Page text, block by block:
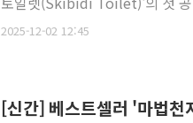
2025-12-02 12:45
[신간] 베스트셀러 '마법